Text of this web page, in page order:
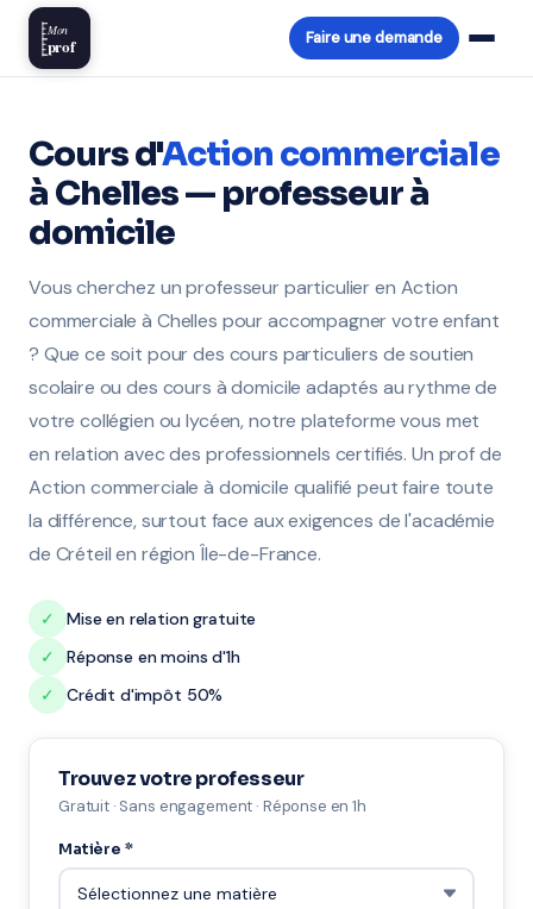
Mon
prof Faire une demande
Cours d'Action commerciale
à Chelles — professeur à
domicile
Vous cherchez un professeur particulier en Action
commerciale à Chelles pour accompagner votre enfant
? Que ce soit pour des cours particuliers de soutien
scolaire ou des cours à domicile adaptés au rythme de
votre collégien ou lycéen, notre plateforme vous met
en relation avec des professionnels certifiés. Un prof de
Action commerciale à domicile qualifié peut faire toute
la différence, surtout face aux exigences de l'académie
de Créteil en région Île-de-France.
✓
Mise en relation gratuite
✓
Réponse en moins d'1h
✓
Crédit d'impôt 50%
Trouvez votre professeur
Gratuit · Sans engagement · Réponse en 1h
Matière *